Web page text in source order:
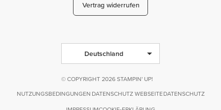
Vertrag widerrufen
Deutschland
© COPYRIGHT 2026 STAMPIN' UP!
NUTZUNGSBEDINGUNGEN DATENSCHUTZ WEBSEITE DATENSCHUTZ